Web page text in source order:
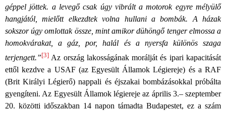
géppel jöttek. a levegő csak úgy vibrált a motorok egyre mélyülő
hangjától, mielőtt elkezdtek volna hullani a bombák. A házak
sokszor úgy omlottak össze, mint amikor dühöngő tenger elmossa a
homokvárakat, a gáz, por, halál és a nyersfa különös szaga
terjengett.”[3] Az ország lakosságának morálját és ipari kapacitását
ettől kezdve a USAF (az Egyesült Államok Légiereje) és a RAF
(Brit Királyi Légierő) nappali és éjszakai bombázásokkal próbálta
gyengíteni. Az Egyesült Államok légiereje az április 3.– szeptember
20. közötti időszakban 14 napon támadta Budapestet, ez a szám